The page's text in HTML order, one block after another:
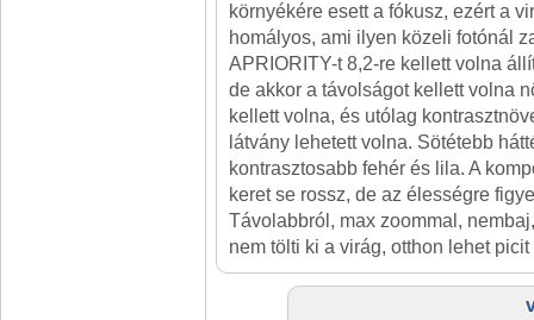
környékére esett a fókusz, ezért a
homályos, ami ilyen közeli fotónál
APRIORITY-t 8,2-re kellett volna
de akkor a távolságot kellett volna
kellett volna, és utólag
látvány lehetett volna. Sötétebb
kontrasztosabb fehér és lila. A
keret se rossz, de az élességre
Távolabbról, max zoommal,
nem tölti ki a virág, otthon lehet